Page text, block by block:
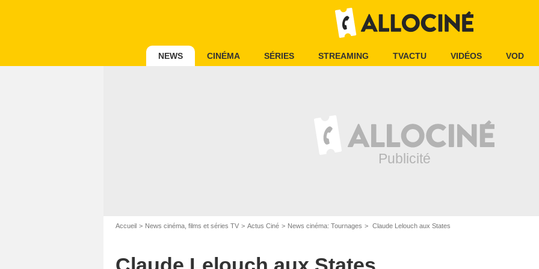
NEWS CINÉMA SÉRIES STREAMING TVACTU VIDÉOS VOD
Accueil News cinéma, films et séries TV Actus Ciné News cinéma: Tournages Claude Lelouch aux States